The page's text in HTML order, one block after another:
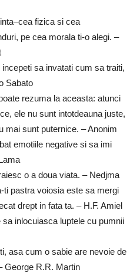
fizica si cea
pe cea morala ti-o alegi. –
sa invatati cum sa traiti,
Sabato
rezuma la aceasta: atunci
ele nu sunt intotdeauna juste,
mai sunt puternice. – Anonim
emotiile negative si sa imi
o a doua viata. – Nedjma
ti pastra voiosia este sa mergi
drept in fata ta. – H.F. Amiel
inlocuiasca luptele cu pumnii
asa cum o sabie are nevoie de
George R.R. Martin